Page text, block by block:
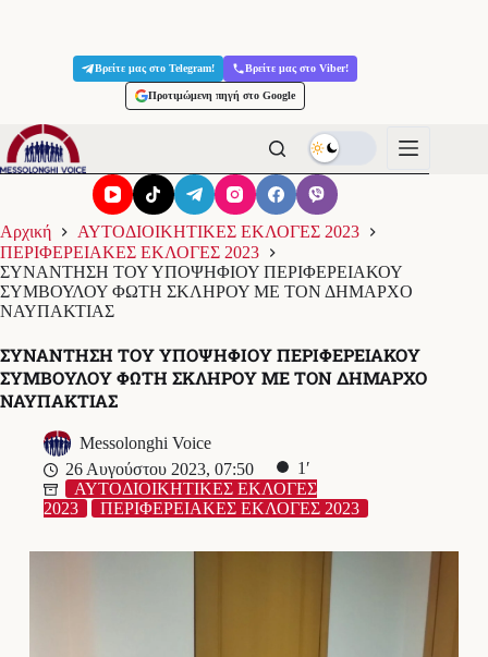
Βρείτε μας στο Telegram! Βρείτε μας στο Viber!
Προτιμώμενη πηγή στο Google
Αρχική
ΑΥΤΟΔΙΟΙΚΗΤΙΚΕΣ ΕΚΛΟΓΕΣ 2023
ΠΕΡΙΦΕΡΕΙΑΚΕΣ ΕΚΛΟΓΕΣ 2023
ΣΥΝΑΝΤΗΣΗ ΤΟΥ ΥΠΟΨΗΦΙΟΥ ΠΕΡΙΦΕΡΕΙΑΚΟΥ
ΣΥΜΒΟΥΛΟΥ ΦΩΤΗ ΣΚΛΗΡΟΥ ΜΕ ΤΟΝ ΔΗΜΑΡΧΟ
ΝΑΥΠΑΚΤΙΑΣ
ΣΥΝΑΝΤΗΣΗ ΤΟΥ ΥΠΟΨΗΦΙΟΥ ΠΕΡΙΦΕΡΕΙΑΚΟΥ
ΣΥΜΒΟΥΛΟΥ ΦΩΤΗ ΣΚΛΗΡΟΥ ΜΕ ΤΟΝ ΔΗΜΑΡΧΟ
ΝΑΥΠΑΚΤΙΑΣ
Messolonghi Voice
26 Αυγούστου 2023, 07:50
1′
ΑΥΤΟΔΙΟΙΚΗΤΙΚΕΣ ΕΚΛΟΓΕΣ
2023
ΠΕΡΙΦΕΡΕΙΑΚΕΣ ΕΚΛΟΓΕΣ 2023